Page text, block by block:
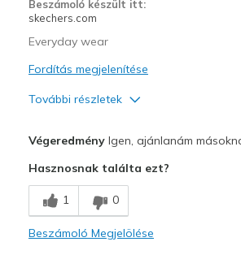
Sizing
View On Shoes
Beszámoló készült itt:
skechers.com
Everyday wear
Fordítás megjelenítése
További részletek
Comfortable
Stylish
VégeredményIgen, ajánlanám
Hasznosnak találta ezt?
1 0
Beszámoló Megjelölése